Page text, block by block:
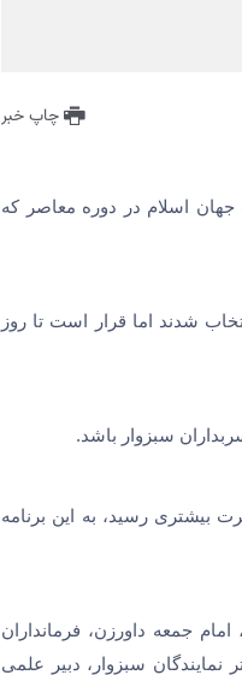
چاپ خبر
اسلام در دوره معاصر که
شدند اما قرار است تا روز
سبزوار باشد.
بیشتری رسید، به این برنامه
جمعه داورزن، فرمانداران
سبزوار، دبیر علمی